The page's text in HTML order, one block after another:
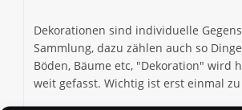
Dekorationen sind individuelle
Sammlung, dazu zählen auch so
Böden, Bäume etc, "Dekoration" wird
weit gefasst. Wichtig ist erst einmal